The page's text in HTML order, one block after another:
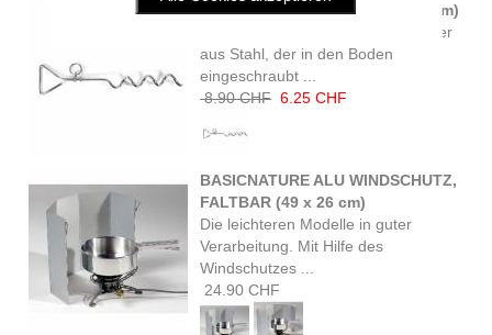
BASICNATURE ERDANKER (40 cm)
Korkenzieherförmig gedrehter Anker
aus Stahl, der in den Boden
eingeschraubt ...
8.90 CHF 6.25 CHF
BASICNATURE ALU WINDSCHUTZ,
FALTBAR (49 x 26 cm)
Die leichteren Modelle in guter
Verarbeitung. Mit Hilfe des
Windschutzes ...
24.90 CHF